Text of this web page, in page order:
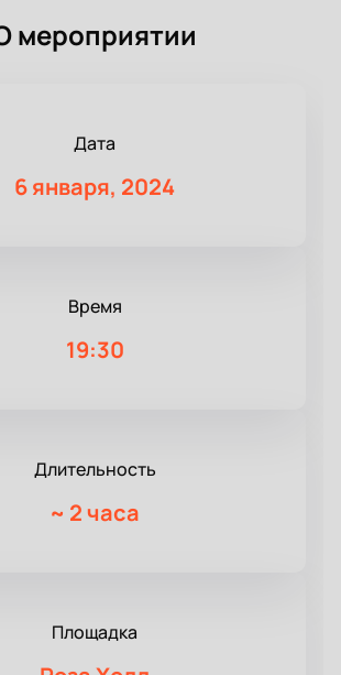
мероприятии
Дата
6 января, 2024
Время
19:30
Длительность
~ 2 часа
Площадка